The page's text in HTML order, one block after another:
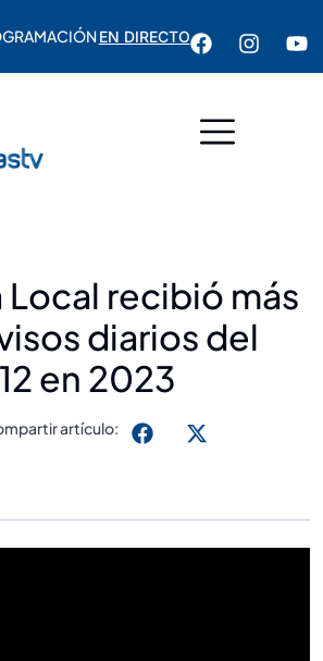
EN DIRECTO
Local recibió más
diarios del
en 2023
artículo: